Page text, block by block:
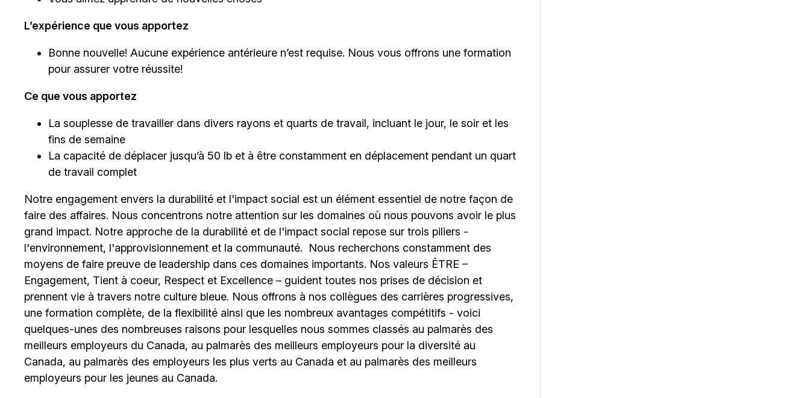
L’expérience que vous apportez
Bonne nouvelle! Aucune expérience antérieure n’est requise. Nous vous offrons une formation
pour assurer votre réussite!
Ce que vous apportez
La souplesse de travailler dans divers rayons et quarts de travail, incluant le jour, le soir et les
fins de semaine
La capacité de déplacer jusqu’à 50 lb et à être constamment en déplacement pendant un quart
de travail complet
Notre engagement envers la durabilité et l'impact social est un élément essentiel de notre façon de
faire des affaires. Nous concentrons notre attention sur les domaines où nous pouvons avoir le plus
grand impact. Notre approche de la durabilité et de l'impact social repose sur trois piliers -
l'environnement, l'approvisionnement et la communauté.
Nous recherchons constamment des
moyens de faire preuve de leadership dans ces domaines importants. Nos valeurs ÊTRE –
Engagement, Tient à coeur, Respect et Excellence – guident toutes nos prises de décision et
prennent vie à travers notre culture bleue. Nous offrons à nos collègues des carrières progressives,
une formation complète, de la flexibilité ainsi que les nombreux avantages compétitifs - voici
quelques-unes des nombreuses raisons pour lesquelles nous sommes classés au palmarès des
meilleurs employeurs du Canada, au palmarès des meilleurs employeurs pour la diversité au
Canada, au palmarès des employeurs les plus verts au Canada et au palmarès des meilleurs
employeurs pour les jeunes au Canada.